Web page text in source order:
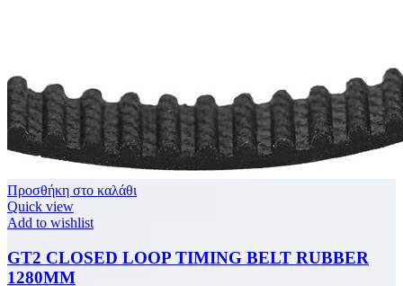
Προσθήκη στο καλάθι
Quick view
Add to wishlist
GT2 CLOSED LOOP TIMING BELT RUBBER
1280MM